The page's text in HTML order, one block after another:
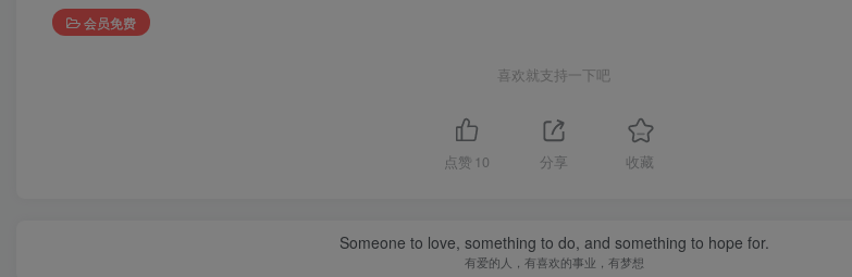
会员免费
喜欢就支持一下吧
点赞 10 分享 收藏
Someone to love, something to do, and something to hope for.
有爱的人，有喜欢的事业，有梦想